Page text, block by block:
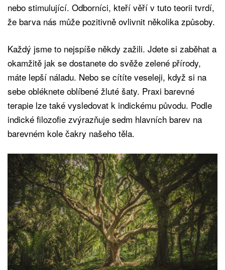
nebo stimulující. Odborníci, kteří věří v tuto teorii tvrdí,
že barva nás může pozitivně ovlivnit několika způsoby.
Každý jsme to nejspíše někdy zažili. Jdete si zaběhat a
okamžitě jak se dostanete do svěže zelené přírody,
máte lepší náladu. Nebo se cítíte veseleji, když si na
sebe obléknete oblíbené žluté šaty. Praxi barevné
terapie lze také vysledovat k indickému původu. Podle
indické filozofie zvýrazňuje sedm hlavních barev na
barevném kole čakry našeho těla.